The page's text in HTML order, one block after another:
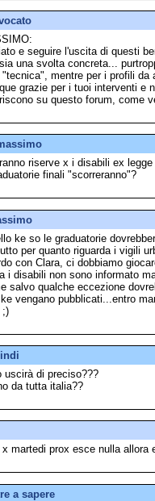
e seguire l'uscita di questi
una svolta concreta...
mentre per i profili da
grazie per i tuoi interventi e
su questo forum, come
riserve x i disabili ex legge
finali "scorreranno"?
ke so le graduatorie
per quanto riguarda i vigili
con Clara, ci dobbiamo
i disabili non sono informato
salvo qualche eccezione
vengano pubblicati...entro
;)
uscirà di preciso???
da tutta italia??
martedi prox esce nulla allora
a sapere